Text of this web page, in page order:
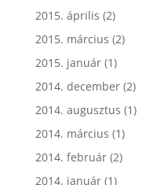
2015. április (2)
2015. március (2)
2015. január(1)
2014. december(2)
2014. augusztus (1)
2014. március (1)
2014. február(2)
2014. január(1)